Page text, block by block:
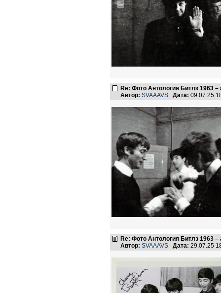
Re: Фото Антология Битлз 1963 –
Автор: SVAAAVS Дата: 09.07.25
Re: Фото Антология Битлз 1963 –
Автор: SVAAAVS Дата: 29.07.25